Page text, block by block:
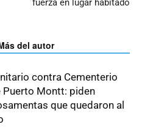
fuerza en lugar habitado
del autor
contra Cementerio
Puerto Montt: piden
que quedaron al